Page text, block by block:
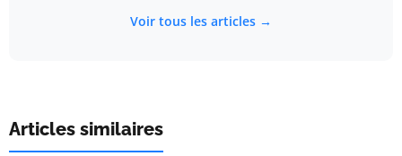
Voir tous les articles →
Articles similaires